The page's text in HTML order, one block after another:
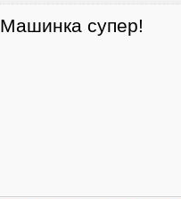
Машинка супер!